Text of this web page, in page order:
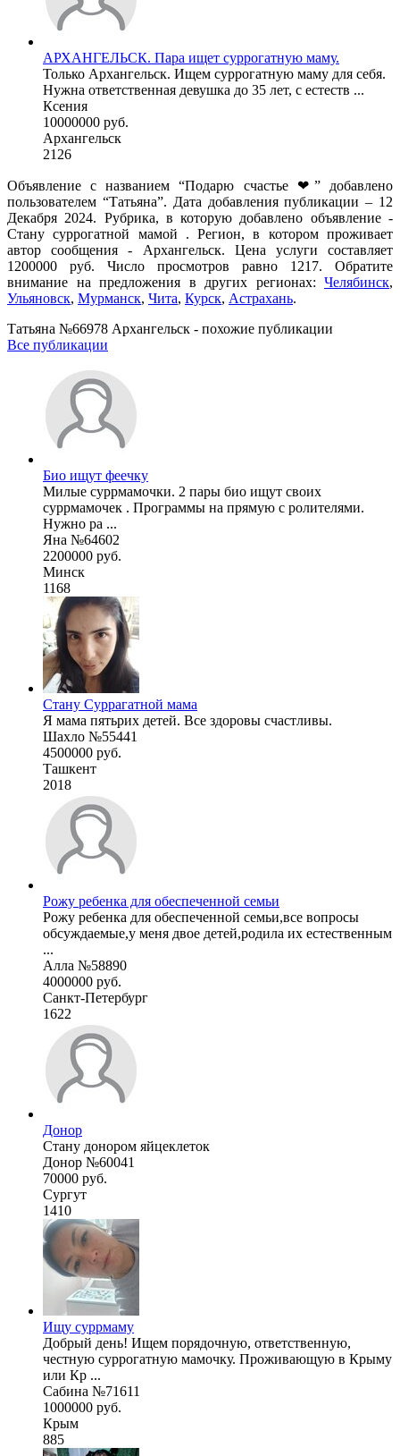
АРХАНГЕЛЬСК. Пара ищет суррогатную маму.
Только Архангельск. Ищем суррогатную маму для себя.
Нужна ответственная девушка до 35 лет, с естеств ...
Ксения
10000000 руб.
Архангельск
2126
Объявление с названием “Подарю счастье ❤” добавлено
пользователем “Татьяна”. Дата добавления публикации – 12
Декабря 2024. Рубрика, в которую добавлено объявление -
Cтану суррогатной мамой . Регион, в котором проживает
автор сообщения - Архангельск. Цена услуги составляет
1200000 руб. Число просмотров равно 1217. Обратите
внимание на предложения в других регионах: Челябинск,
Ульяновск, Мурманск, Чита, Курск, Астрахань.
Татьяна №66978 Архангельск - похожие публикации
Все публикации
Био ищут феечку
Милые суррмамочки. 2 пары био ищут своих
суррмамочек . Программы на прямую с ролителями.
Нужно ра ...
Яна №64602
2200000 руб.
Минск
1168
Стану Суррагатной мама
Я мама пятьрих детей. Все здоровы счастливы.
Шахло №55441
4500000 руб.
Ташкент
2018
Рожу ребенка для обеспеченной семьи
Рожу ребенка для обеспеченной семьи,все вопросы
обсуждаемые,у меня двое детей,родила их естественным
...
Алла №58890
4000000 руб.
Санкт-Петербург
1622
Донор
Стану донором яйцеклеток
Донор №60041
70000 руб.
Сургут
1410
Ищу суррмаму
Добрый день! Ищем порядочную, ответственную,
честную суррогатную мамочку. Проживающую в Крыму
или Кр ...
Сабина №71611
1000000 руб.
Крым
885